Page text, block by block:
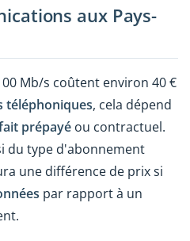
aux Pays-
Mb/s coûtent environ 40 €
téléphoniques, cela dépend
prépayé ou contractuel.
du type d'abonnement
une différence de prix si
par rapport à un